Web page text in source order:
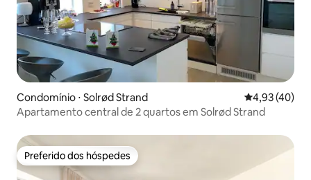
Condomínio ⋅ Solrød Strand 4,93 de uma
4,93 (40)
Apartamento central de 2 quartos em Solrød Strand
Preferido dos hóspedes
Preferido dos hóspedes